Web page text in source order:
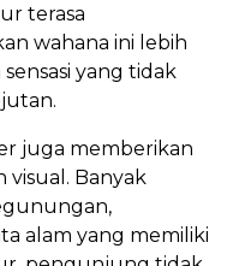
terasa
wahana ini lebih
yang tidak
juga memberikan
visual. Banyak
alam yang memiliki